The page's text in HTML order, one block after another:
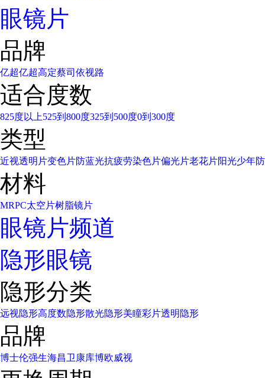
眼镜片
品牌
亿超亿超高定蔡司 依视路
适合度数
825度以上525到800度325到500度0到300度
类型
近视透明片变色片防蓝光抗疲劳染色片偏光片老花片阳光少年
材料
MRPC太空片树脂镜片
眼镜片频道
隐形眼镜
隐形分类
远视隐形高度数隐形散光隐形美瞳彩片透明隐形
品牌
博士伦强生海昌卫康库博欧威视